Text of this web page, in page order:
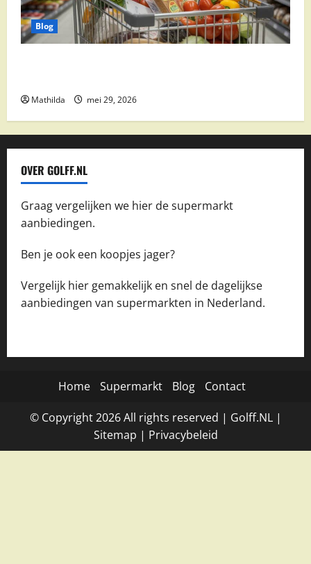
Blog
Mathilda mei 29, 2026
OVER GOLFF.NL
Graag vergelijken we hier de supermarkt
aanbiedingen.
Ben je ook een koopjes jager?
Vergelijk hier gemakkelijk en snel de dagelijkse
aanbiedingen van supermarkten in Nederland.
Home Supermarkt Blog Contact
© Copyright2026All rights reserved | Golff.NL|
Sitemap | Privacybeleid